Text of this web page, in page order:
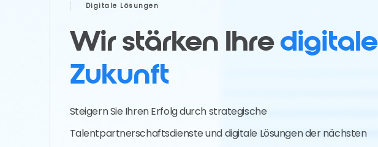
Digitale Lösungen
Wir stärken Ihredigitale
Zukunft
Steigern Sie Ihren Erfolg durch strategische
Talentpartnerschaftsdienste und digitale Lösungen der nächsten